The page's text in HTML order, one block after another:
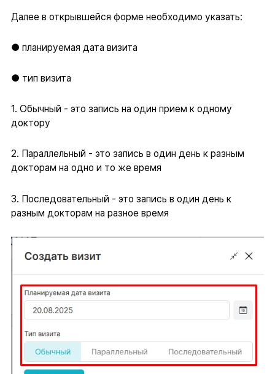
Далее в открывшейся форме необходимо указать:
● планируемая дата визита
● тип визита
1. Обычный - это запись на один прием к одному
доктору
2. Параллельный - это запись в один день к разным
докторам на одно и то же время
3. Последовательный - это запись в один день к
разным докторам на разное время